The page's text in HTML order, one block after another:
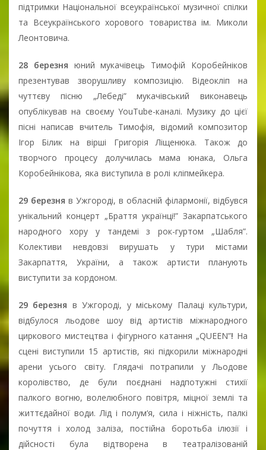
підтримки Національної всеукраїнської музичної спілки
та Всеукраїнського хорового товариства ім. Миколи
Леонтовича.
28 березня юний мукачівець Тимофій Коробейніков
презентував зворушливу композицію.
Відеокліп на
чуттєву пісню „Лебеді” мукачівський виконавець
опублікував на своєму YouTube-каналі. Музику до цієї
пісні написав вчитель Тимофія, відомий композитор
Ігор Білик на вірші Григорія Ліщенюка. Також до
творчого процесу долучилась мама юнака, Ольга
Коробейнікова, яка виступила в ролі кліпмейкера.
29 березня в Ужгороді, в обласній філармонії, відбувся
унікальний концерт „Браття українці!” Закарпатського
народного хору у тандемі з рок-гуртом „Шабля”.
Колективи невдовзі вирушать у тури містами
Закарпаття, України, а також артисти планують
виступити за кордоном.
29 березня в Ужгороді, у міському Палаці культури,
відбулося льодове шоу від артистів міжнародного
циркового мистецтва і фігурного катання „QUEEN”! На
сцені виступили 15 артистів, які підкорили міжнародні
арени усього світу. Глядачі потрапили у Льодове
королівство, де були поєднані надпотужні стихії
палкого вогню, волелюбного повітря, міцної землі та
життєдайної води. Лід і полум‘я, сила і ніжність, палкі
почуття і холод заліза, постійна боротьба ілюзії і
дійсності була відтворена в театралізованій